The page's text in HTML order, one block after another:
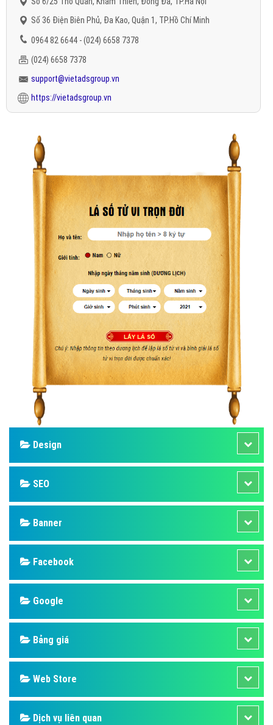
Số 36 Điện Biên Phủ, Đa Kao, Quận 1, TP.Hồ Chí Minh
0964 82 6644 - (024) 6658 7378
(024) 6658 7378
support@vietadsgroup.vn
https://vietadsgroup.vn
Design
SEO
Banner
Facebook
Google
Bảng giá
Web Store
Dịch vụ liên quan